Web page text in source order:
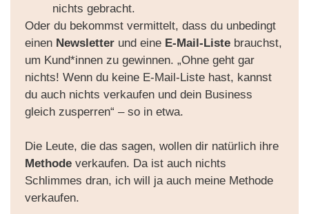
nichts gebracht.
Oder du bekommst vermittelt, dass du unbedingt
einen Newsletter und eine E-Mail-Liste brauchst,
um Kund*innen zu gewinnen. „Ohne geht gar
nichts! Wenn du keine E-Mail-Liste hast, kannst
du auch nichts verkaufen und dein Business
gleich zusperren“ – so in etwa.
Die Leute, die das sagen, wollen dir natürlich ihre
Methode verkaufen. Da ist auch nichts
Schlimmes dran, ich will ja auch meine Methode
verkaufen.